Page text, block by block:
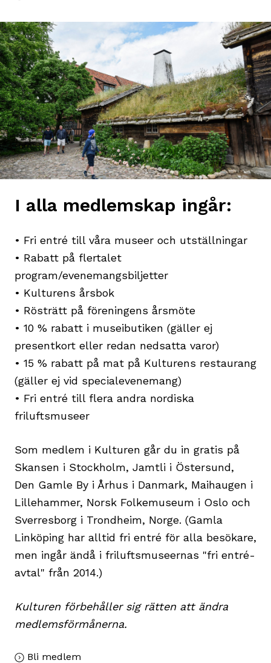
I alla medlemskap ingår:
• Fri entré till våra museer och utställningar
• Rabatt på flertalet
program/evenemangsbiljetter
• Kulturens årsbok
• Rösträtt på föreningens årsmöte
• 10 % rabatt i museibutiken (gäller ej
presentkort eller redan nedsatta varor)
• 15 % rabatt på mat på Kulturens restaurang
(gäller ej vid specialevenemang)
• Fri entré till flera andra nordiska
friluftsmuseer
Som medlem i Kulturen går du in gratis på
Skansen i Stockholm, Jamtli i Östersund,
Den Gamle By i Århus i Danmark, Maihaugen i
Lillehammer, Norsk Folkemuseum i Oslo och
Sverresborg i Trondheim, Norge. (Gamla
Linköping har alltid fri entré för alla besökare,
men ingår ändå i friluftsmuseernas "fri entré-
avtal" från 2014.)
Kulturen förbehåller sig rätten att ändra
medlemsförmånerna.
Bli medlem